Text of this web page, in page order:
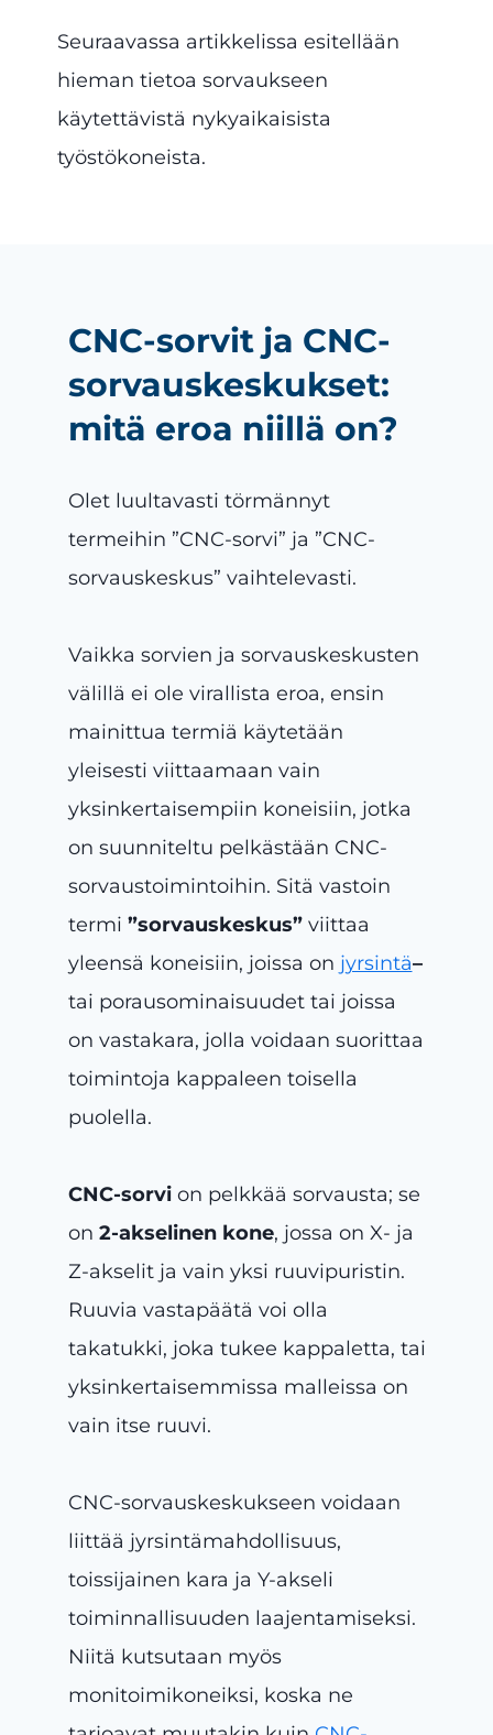
Seuraavassa artikkelissa esitellään
hieman tietoa sorvaukseen
käytettävistä nykyaikaisista
työstökoneista.
CNC-sorvit ja CNC-
sorvauskeskukset:
mitä eroa niillä on?
Olet luultavasti törmännyt
termeihin ”CNC-sorvi” ja ”CNC-
sorvauskeskus” vaihtelevasti.
Vaikka sorvien ja sorvauskeskusten
välillä ei ole virallista eroa, ensin
mainittua termiä käytetään
yleisesti viittaamaan vain
yksinkertaisempiin koneisiin, jotka
on suunniteltu pelkästään CNC-
sorvaustoimintoihin. Sitä vastoin
termi ”sorvauskeskus” viittaa
yleensä koneisiin, joissa on jyrsintä–
tai porausominaisuudet tai joissa
on vastakara, jolla voidaan suorittaa
toimintoja kappaleen toisella
puolella.
CNC-sorvi on pelkkää sorvausta; se
on 2-akselinen kone, jossa on X- ja
Z-akselit ja vain yksi ruuvipuristin.
Ruuvia vastapäätä voi olla
takatukki, joka tukee kappaletta, tai
yksinkertaisemmissa malleissa on
vain itse ruuvi.
CNC-sorvauskeskukseen voidaan
liittää jyrsintämahdollisuus,
toissijainen kara ja Y-akseli
toiminnallisuuden laajentamiseksi.
Niitä kutsutaan myös
monitoimikoneiksi, koska ne